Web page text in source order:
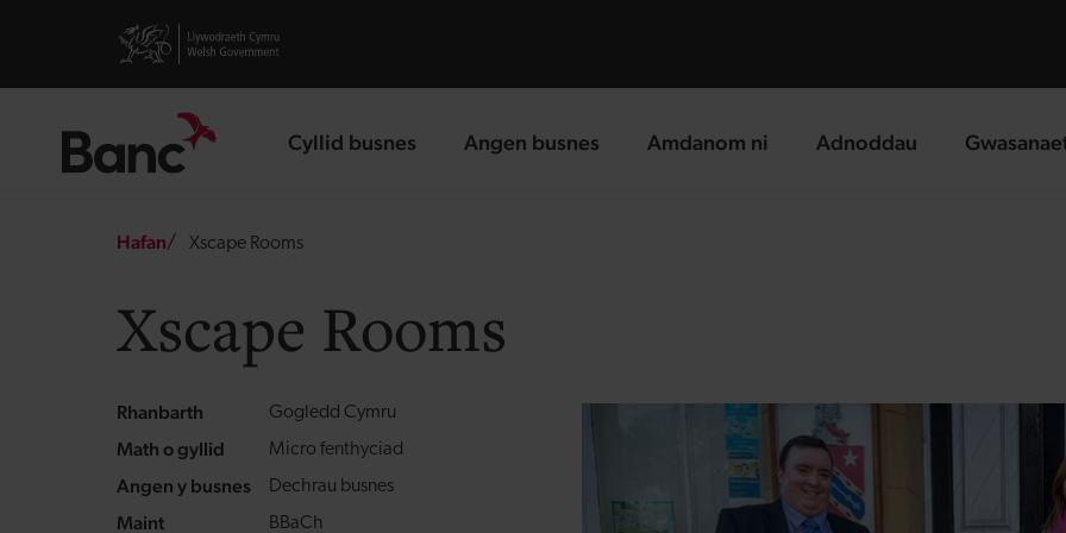
Visit gov.wales website
Cyllid busnes
landing page Angen busnes
landing page Amdanom ni
landing page Adnoddau
landing page landing
Breadcrumb
Hafan Xscape Rooms
Xscape Rooms
Rhanbarth Gogledd Cymru
Math o gyllid Micro fenthyciad
Angen y busnes Dechrau busnes
Maint BBaCh